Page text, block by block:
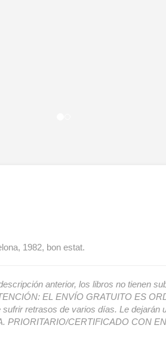
1982, bon estat.
anterior, los libros no tienen
EL ENVÍO GRATUITO ES
retrasos de varios días. Le dejarán
PRIORITARIO/CERTIFICADO CON